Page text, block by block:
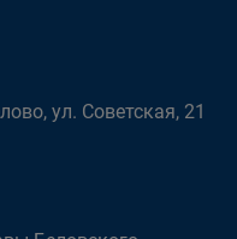
ул. Советская, 21